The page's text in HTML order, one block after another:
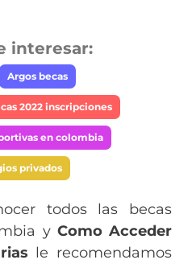
interesar:
Argos becas
2022 inscripciones
en colombia
privados
todos las becas
y Como Acceder
le recomendamos